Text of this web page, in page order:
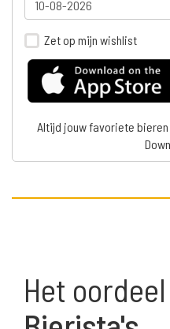
Zet op mijn wishlist
Altijd jouw favoriete bieren
Het